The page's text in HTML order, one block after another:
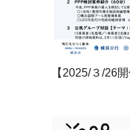
【2025/３/26